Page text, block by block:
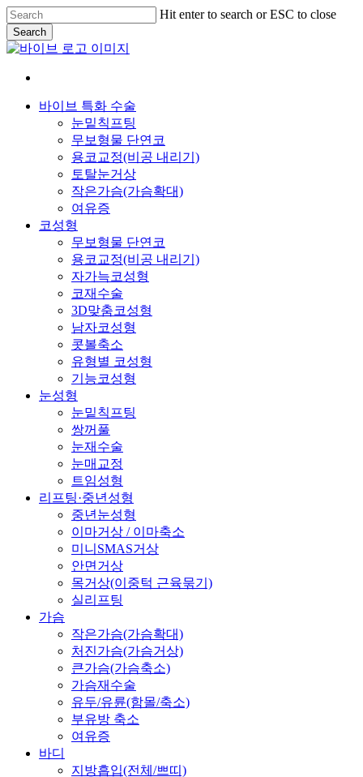
Skip
to
main
content
Hit enter to search or ESC to close
Search
Close
Menu
바이브 특화 수술
눈밑칙프팅
무보형물 단연코
용코교정(비공 내리기)
토탈눈거상
작은가슴(가슴확대)
여유증
코성형
무보형물 단연코
용코교정(비공 내리기)
자가늑코성형
코재수술
3D맞춤코성형
남자코성형
콧볼축소
유형별 코성형
기능코성형
눈성형
눈밑칙프팅
쌍꺼풀
눈재수술
눈매교정
트임성형
리프팅·중년성형
중년눈성형
이마거상 / 이마축소
미니SMAS거상
안면거상
목거상(이중턱 근육묶기)
실리프팅
가슴
작은가슴(가슴확대)
처진가슴(가슴거상)
큰가슴(가슴축소)
가슴재수술
유두/유륜(함몰/축소)
부유방 축소
여유증
바디
지방흡입(전체/쁘띠)